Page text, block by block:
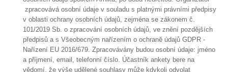
zpracovává osobní údaje v souladu s platnými právními předpisy
v oblasti ochrany osobních údajů, zejména se zákonem č.
101/2019 Sb. o zpracování osobních údajů, ve znění pozdějších
předpisů a s Všeobecným nařízením o ochraně údajů GDPR -
Nařízení EU 2016/679. Zpracovávány budou osobní údaje: jméno
a příjmení, email, telefonní číslo. Účastník ankety bere na
vědomí, že výše udělené souhlasy může kdykoli odvolat